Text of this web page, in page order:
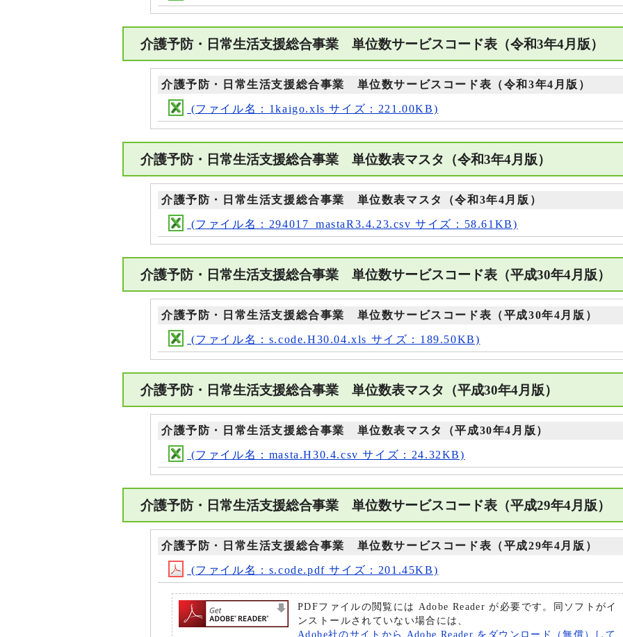
介護予防・日常生活支援総合事業 単位数サービスコード表（令和3年4月版）
介護予防・日常生活支援総合事業 単位数サービスコード表（令和3年4月版）
(ファイル名：1kaigo.xls サイズ：221.00KB)
介護予防・日常生活支援総合事業 単位数表マスタ（令和3年4月版）
介護予防・日常生活支援総合事業 単位数表マスタ（令和3年4月版）
(ファイル名：294017_mastaR3.4.23.csv サイズ：58.61KB)
介護予防・日常生活支援総合事業 単位数サービスコード表（平成30年4月版）
介護予防・日常生活支援総合事業 単位数サービスコード表（平成30年4月版）
(ファイル名：s.code.H30.04.xls サイズ：189.50KB)
介護予防・日常生活支援総合事業 単位数表マスタ（平成30年4月版）
介護予防・日常生活支援総合事業 単位数表マスタ（平成30年4月版）
(ファイル名：masta.H30.4.csv サイズ：24.32KB)
介護予防・日常生活支援総合事業 単位数サービスコード表（平成29年4月版）
介護予防・日常生活支援総合事業 単位数サービスコード表（平成29年4月版）
(ファイル名：s.code.pdf サイズ：201.45KB)
PDFファイルの閲覧には Adobe Reader が必要です。同ソフトがイ
ンストールされていない場合には、
Adobe社のサイトから Adobe Reader をダウンロード（無償）して